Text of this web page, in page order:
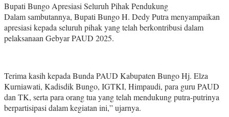
Bupati Bungo Apresiasi Seluruh Pihak Pendukung
Dalam sambutannya, Bupati Bungo H. Dedy Putra menyampaikan
apresiasi kepada seluruh pihak yang telah berkontribusi dalam
pelaksanaan Gebyar PAUD 2025.
Terima kasih kepada Bunda PAUD Kabupaten Bungo Hj. Elza
Kurniawati, Kadisdik Bungo, IGTKI, Himpaudi, para guru PAUD
dan TK, serta para orang tua yang telah mendukung putra-putrinya
berpartisipasi dalam kegiatan ini,” ujarnya.